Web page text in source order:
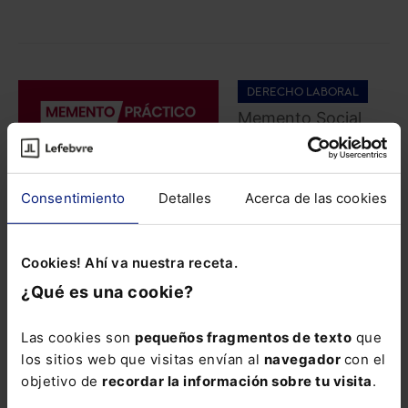
Consentimiento Detalles Acerca de las cookies
Cookies! Ahí va nuestra receta.
¿Qué es una cookie?
Las cookies son pequeños fragmentos de texto que
los sitios web que visitas envían al navegador con el
objetivo de recordar la información sobre tu visita.
DERECHO LABORAL
Memento Social
176,70€
valorada en el
ámbito jurídico,
con toda la